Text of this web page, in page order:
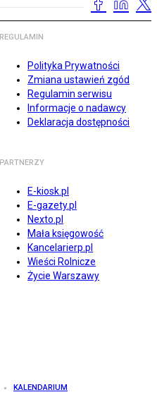
REGULAMIN
Polityka Prywatności
Zmiana ustawień zgód
Regulamin serwisu
Informacje o nadawcy
Deklaracja dostępności
PARTNERZY
E-kiosk.pl
E-gazety.pl
Nexto.pl
Mała księgowość
Kancelarierp.pl
Wieści Rolnicze
Życie Warszawy
KALENDARIUM